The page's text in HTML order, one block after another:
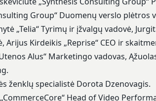
Group“ Duomenų verslo plėtros
„Telia“ Tyrimų ir įžvalgų vadovė,
Kirdeikis „Reprise“ CEO ir
Alus“ Marketingo vadovas,
ženklų specialistė Dorota Dzenovagis.
Head of Video